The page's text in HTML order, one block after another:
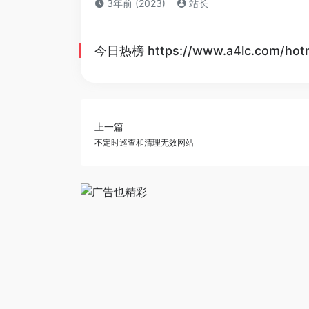
3年前 (2023) 站长
今日热榜 https://www.a4lc.com/
上一篇
不定时巡查和清理无效网站